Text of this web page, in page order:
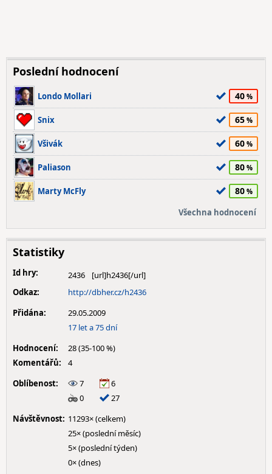
Poslední hodnocení
Londo Mollari 40
Snix 65
Všivák 60
Paliason 80
Marty McFly 80
Všechna hodnocení
Statistiky
Id hry:
2436
Odkaz:
http://dbher.cz/h2436
Přidána:
29.05.2009
17 let a 75 dní
Hodnocení:
28 (35-100 %)
Komentářů:
4
Oblíbenost:
7
6
0
27
Návštěvnost: 11293× (celkem)
25× (poslední měsíc)
5× (poslední týden)
0× (dnes)